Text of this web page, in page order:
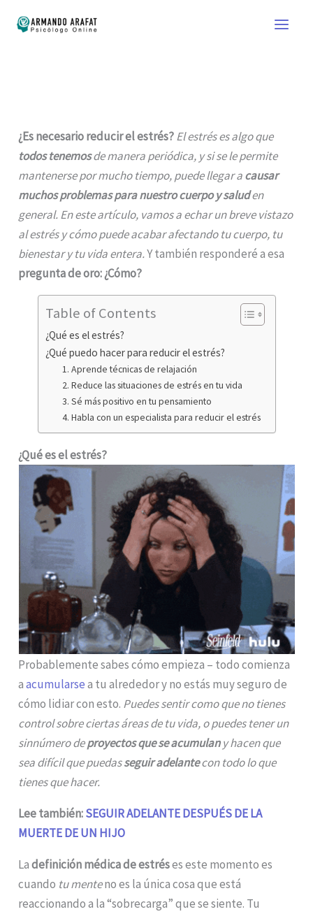
¿Es necesario reducir el estrés?El estrés es algo que
todos tenemosde manera periódica, y si se le permite
mantenerse por mucho tiempo, puede llegar acausar
muchos problemas para nuestro cuerpo y saluden
general. En este artículo, vamos a echar un breve vistazo
al estrés y cómo puede acabar afectando tu cuerpo, tu
bienestar y tu vida entera.Y también responderé a esa
pregunta de oro: ¿Cómo?
Table of Contents
¿Qué es el estrés?
¿Qué puedo hacer para reducir el estrés?
1. Aprende técnicas de relajación
2. Reduce las situaciones de estrés en tu vida
3. Sé más positivo en tu pensamiento
4. Habla con un especialista para reducir el estrés
¿Qué es el estrés?
Probablemente sabes cómo empieza – todo comienza
aacumularsea tu alrededor y no estás muy seguro de
cómo lidiar con esto. Puedes sentir como que no tienes
control sobre ciertas áreas de tu vida, o puedes tener un
sinnúmero deproyectos que se acumulany hacen que
sea difícil que puedasseguir adelantecon todo lo que
tienes que hacer.
Lee también:SEGUIR ADELANTE DESPUÉS DE LA
MUERTE DE UN HIJO
Ladefinición médica de estréses este momento es
cuando tu menteno es la única cosa que está
reaccionando a la “sobrecarga” que se siente. Tu